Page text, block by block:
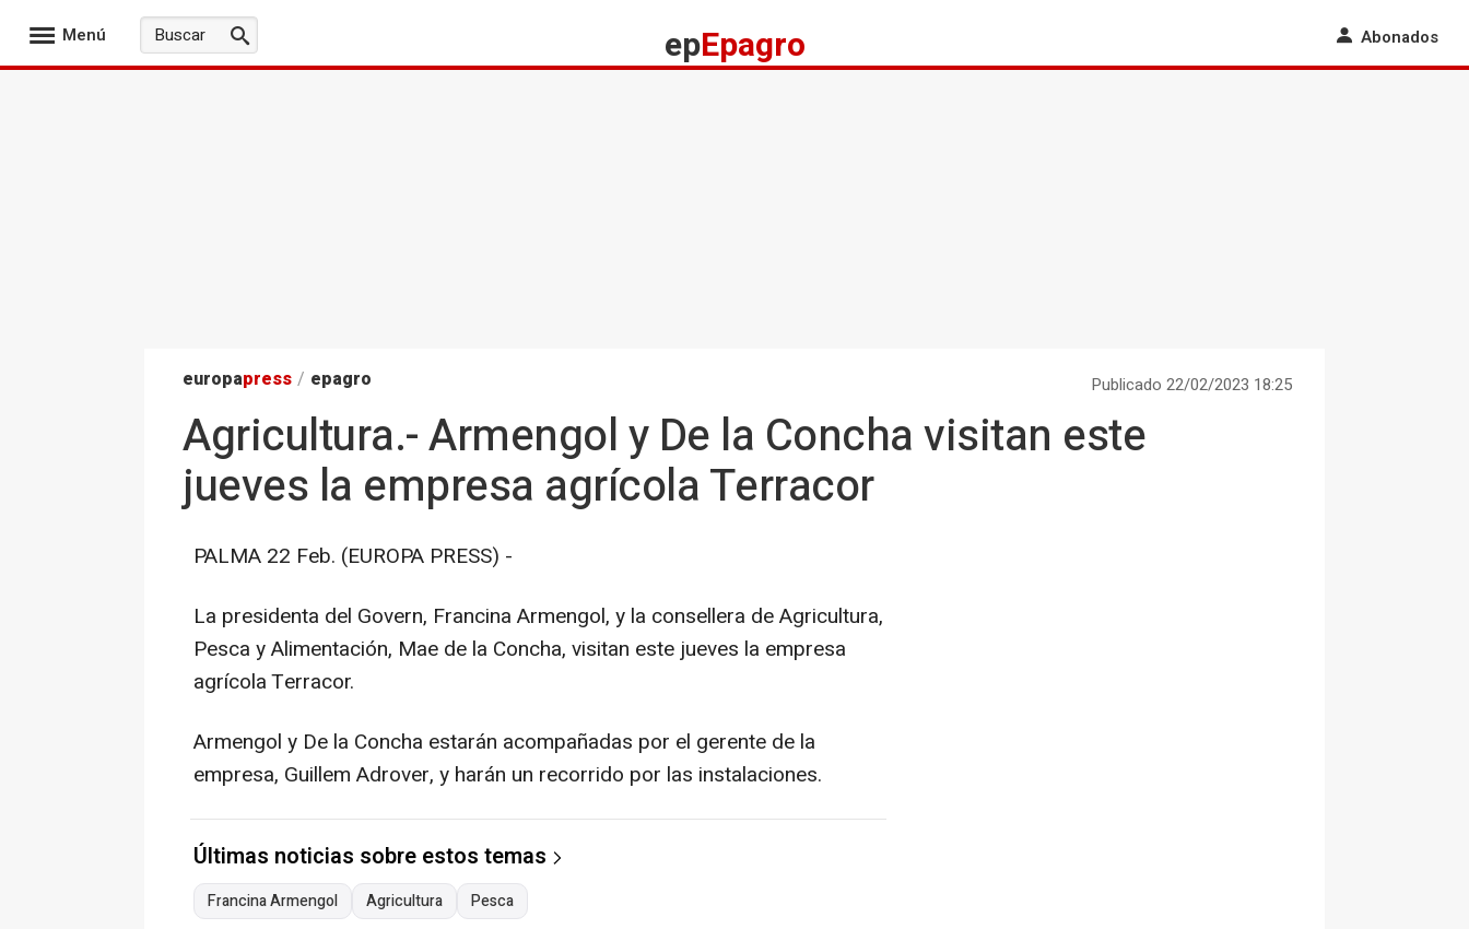
Menú epEpagro Abonados
europapress / epagro Publicado 22/02/2023 18:25
Agricultura.- Armengol y De la Concha visitan este
jueves la empresa agrícola Terracor
PALMA 22 Feb. (EUROPA PRESS) -
La presidenta del Govern, Francina Armengol, y la consellera de Agricultura,
Pesca y Alimentación, Mae de la Concha, visitan este jueves la empresa
agrícola Terracor.
Armengol y De la Concha estarán acompañadas por el gerente de la
empresa, Guillem Adrover, y harán un recorrido por las instalaciones.
Últimas noticias sobre estos temas
Francina Armengol Agricultura Pesca